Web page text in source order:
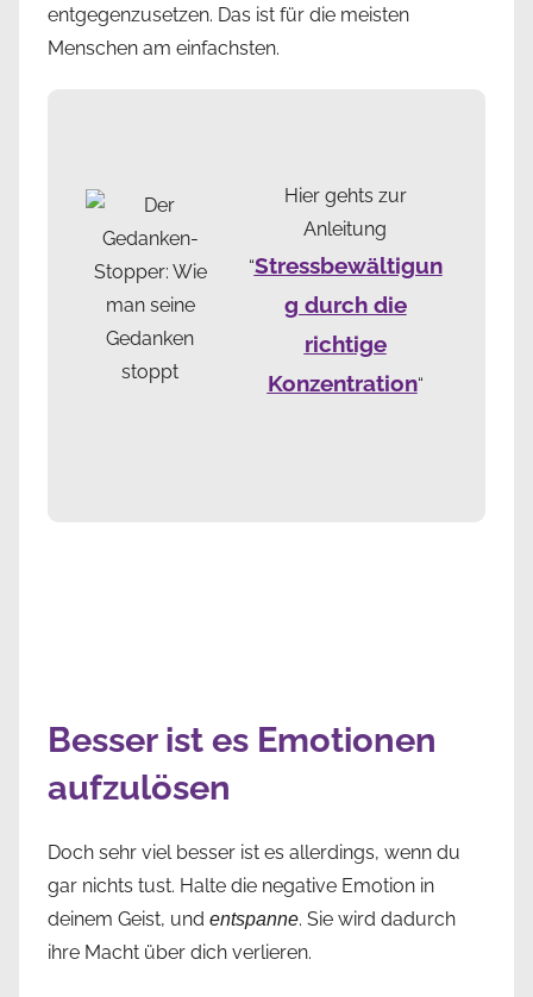
entgegenzusetzen. Das ist für die meisten
Menschen am einfachsten.
Hier gehts zur
Anleitung
“Stressbewältigun
g durch die
richtige
Konzentration“
Besser ist es Emotionen
aufzulösen
Doch sehr viel besser ist es allerdings, wenn du
gar nichts tust. Halte die negative Emotion in
deinem Geist, und entspanne. Sie wird dadurch
ihre Macht über dich verlieren.